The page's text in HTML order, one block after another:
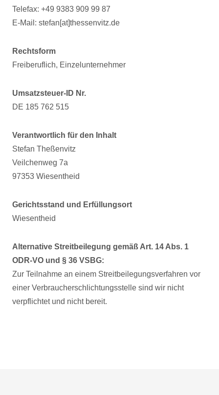
Telefax: +49 9383 909 99 87
E-Mail: stefan[at]thessenvitz.de
Rechtsform
Freiberuflich, Einzelunternehmer
Umsatzsteuer-ID Nr.
DE 185 762 515
Verantwortlich für den Inhalt
Stefan Theßenvitz
Veilchenweg 7a
97353 Wiesentheid
Gerichtsstand und Erfüllungsort
Wiesentheid
Alternative Streitbeilegung gemäß Art. 14 Abs. 1
ODR-VO und § 36 VSBG:
Zur Teilnahme an einem Streitbeilegungsverfahren vor
einer Verbraucherschlichtungsstelle sind wir nicht
verpflichtet und nicht bereit.